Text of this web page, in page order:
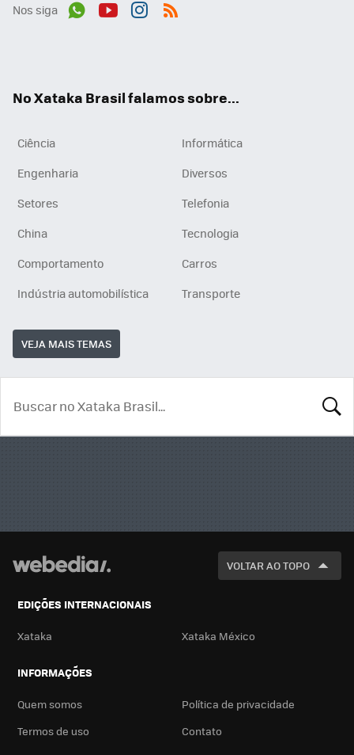
Nos siga
No Xataka Brasil falamos sobre...
Ciência
Informática
Engenharia
Diversos
Setores
Telefonia
China
Tecnologia
Comportamento
Carros
Indústria automobilística
Transporte
VEJA MAIS TEMAS
VOLTAR AO TOPO
EDIÇÕES INTERNACIONAIS
Xataka Xataka México
INFORMAÇÕES
Quem somos
Política de privacidade
Termos de uso
Contato